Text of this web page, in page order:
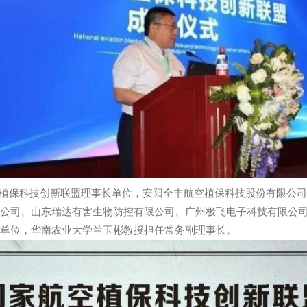
植保科技创新联盟理事长单位，安阳全丰航空植保科技